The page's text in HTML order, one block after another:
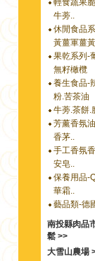
輕食蔬果
牛蒡..
休閒食品
黃薑軍薑黃
果乾系列-
無籽橄欖
養生食品-
粉.苦茶油
牛蒡.茶餅.
芳薰香氛
香茅..
手工香氛
安皂..
保養用品-
華霜..
藝品類-德
南投縣肉品
鬆 >>
大雪山農場